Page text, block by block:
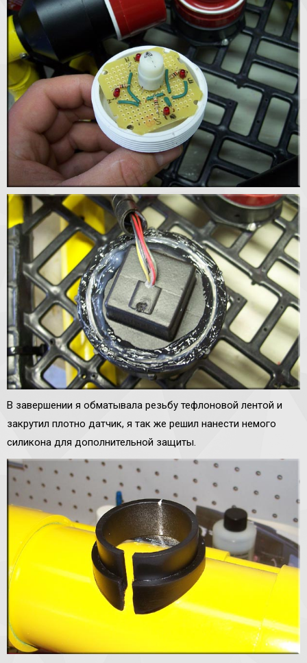
В завершении я обматывала резьбу тефлоновой лентой и
закрутил плотно датчик, я так же решил нанести немого
силикона для дополнительной защиты.